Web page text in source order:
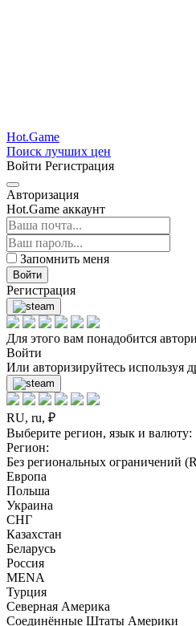
Hot.Game
Поиск лучших цен
Войти Регистрация
Авторизация
Hot.Game аккаунт
Запомнить меня
Войти
Регистрация
Для этого вам понадобится
Войти
Или авторизируйтесь используя
RU, ru, ₽
Выберите регион, язык и валюту:
Регион:
Без региональных ограничений
Европа
Польша
Украина
СНГ
Казахстан
Беларусь
Россия
MENA
Турция
Северная Америка
Соединённые Штаты Америки